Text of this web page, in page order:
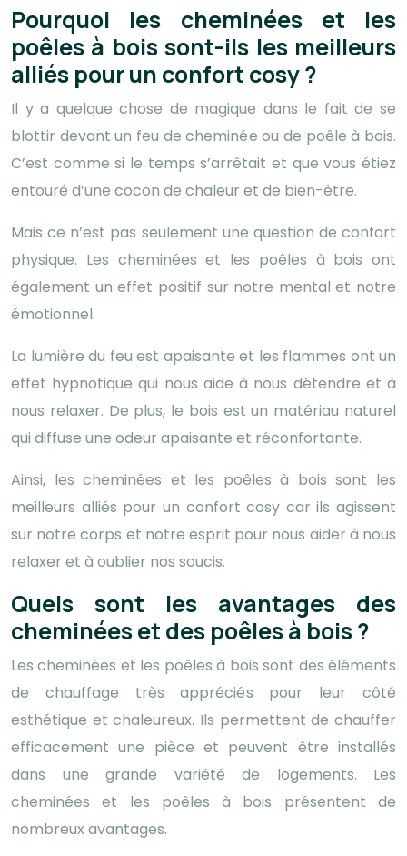
Pourquoi les cheminées et les
poêles à bois sont-ils les meilleurs
alliés pour un confort cosy ?
Il y a quelque chose de magique dans le fait de se
blottir devant un feu de cheminée ou de poêle à bois.
C’est comme si le temps s’arrêtait et que vous étiez
entouré d’une cocon de chaleur et de bien-être.
Mais ce n’est pas seulement une question de confort
physique. Les cheminées et les poêles à bois ont
également un effet positif sur notre mental et notre
émotionnel.
La lumière du feu est apaisante et les flammes ont un
effet hypnotique qui nous aide à nous détendre et à
nous relaxer. De plus, le bois est un matériau naturel
qui diffuse une odeur apaisante et réconfortante.
Ainsi, les cheminées et les poêles à bois sont les
meilleurs alliés pour un confort cosy car ils agissent
sur notre corps et notre esprit pour nous aider à nous
relaxer et à oublier nos soucis.
Quels sont les avantages des
cheminées et des poêles à bois ?
Les cheminées et les poêles à bois sont des éléments
de chauffage très appréciés pour leur côté
esthétique et chaleureux. Ils permettent de chauffer
efficacement une pièce et peuvent être installés
dans une grande variété de logements. Les
cheminées et les poêles à bois présentent de
nombreux avantages.